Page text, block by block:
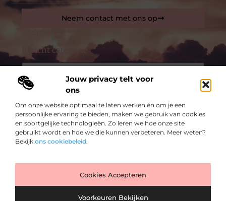
Jouw privacy telt voor
ons
Om onze website optimaal te laten werken én om je een
persoonlijke ervaring te bieden, maken we gebruik van cookies
en soortgelijke technologieën. Zo leren we hoe onze site
gebruikt wordt en hoe we die kunnen verbeteren. Meer weten?
Bekijk ons cookiebeleid.
Cookies Accepteren
Voorkeuren Bekijken
Top
De best gelezen stukken op een rij
Veiligheidsfolie op ramen zorgt voor minder gewonden
Digitaal en duurzaam
Bellenblaasplezier voor de zomerse dagen!
Oordopjes om te slapen
Osteopathie voor baby’s en jonge kinderen: wanneer
Bericht categorie
Neem contact met ons op
www.nugezond.be. All Right Reserved.